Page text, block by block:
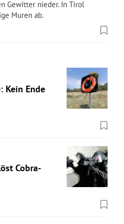
Gewitter nieder. In Tirol
Muren ab.
Kein Ende
Cobra-